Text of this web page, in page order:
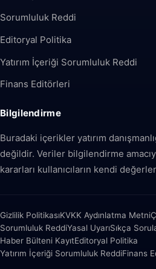
Sorumluluk Reddi
Editoryal Politika
Yatırım İçeriği Sorumluluk Reddi
Finans Editörleri
Bilgilendirme
Buradaki içerikler yatırım
değildir. Veriler bilgilendirme
kararları kullanıcıların kendi
Gizlilik PolitikasıKVKK Aydınlatma Metni
Sorumluluk ReddiYasal UyarıSıkça
Haber Bülteni KayıtEditoryal Politika
Yatırım İçeriği Sorumluluk ReddiFinans